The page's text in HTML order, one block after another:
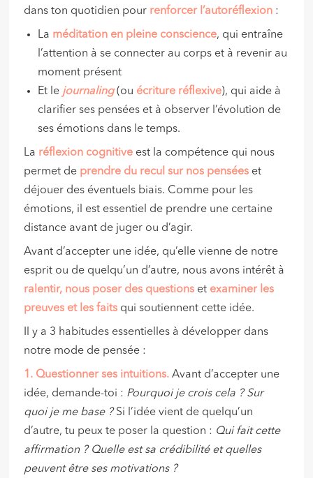
dans ton quotidien pour renforcer l’autoréflexion :
La méditation en pleine conscience, qui entraîne
l’attention à se connecter au corps et à revenir au
moment présent
Et le journaling(ou écriture réflexive), qui aide à
clarifier ses pensées et à observer l’évolution de
ses émotions dans le temps.
La réflexion cognitive est la compétence qui nous
permet de prendre du recul sur nos pensées et
déjouer des éventuels biais. Comme pour les
émotions, il est essentiel de prendre une certaine
distance avant de juger ou d’agir.
Avant d’accepter une idée, qu’elle vienne de notre
esprit ou de quelqu’un d’autre, nous avons intérêt à
ralentir, nous poser des questions et examiner les
preuves et les faits qui soutiennent cette idée.
Il y a 3 habitudes essentielles à développer dans
notre mode de pensée :
1️ . Questionner ses intuitions. Avant d’accepter une
idée, demande-toi : Pourquoi je crois cela ? Sur
quoi je me base ?Si l’idée vient de quelqu’un
d’autre, tu peux te poser la question : Qui fait cette
affirmation ? Quelle est sa crédibilité et quelles
peuvent être ses motivations ?